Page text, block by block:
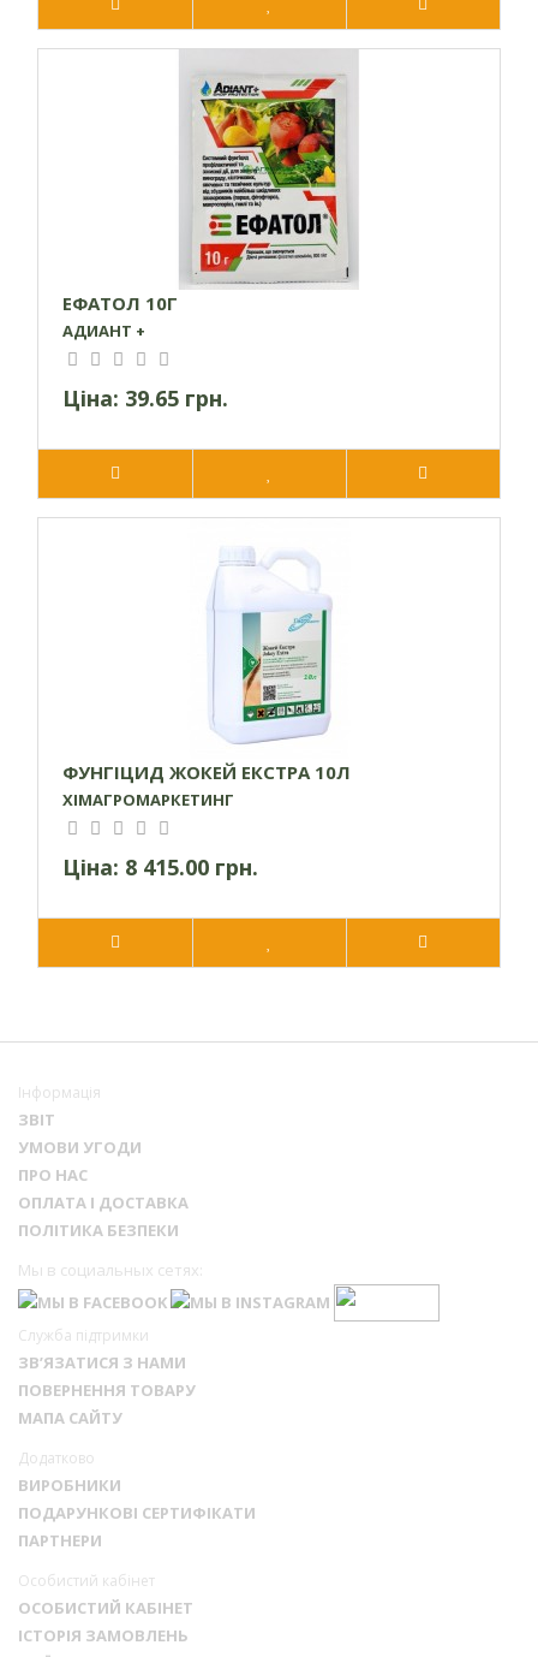
ЕФАТОЛ 10Г
АДИАНТ +
Ціна: 39.65 грн.
ФУНГІЦИД ЖОКЕЙ ЕКСТРА 10Л
ХІМАГРОМАРКЕТИНГ
Ціна: 8 415.00 грн.
Інформація
ЗВІТ
УМОВИ УГОДИ
ПРО НАС
ОПЛАТА І ДОСТАВКА
ПОЛІТИКА БЕЗПЕКИ
Мы в социальных сетях:
Служба підтримки
ЗВ’ЯЗАТИСЯ З НАМИ
ПОВЕРНЕННЯ ТОВАРУ
МАПА САЙТУ
Додатково
ВИРОБНИКИ
ПОДАРУНКОВІ СЕРТИФІКАТИ
ПАРТНЕРИ
Особистий кабінет
ОСОБИСТИЙ КАБІНЕТ
ІСТОРІЯ ЗАМОВЛЕНЬ